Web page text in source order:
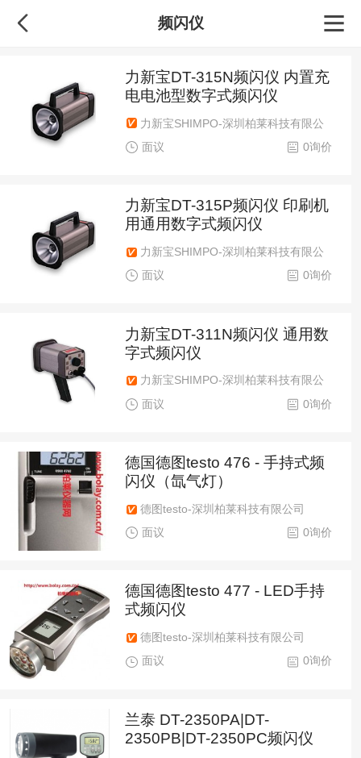
频闪仪
力新宝DT-315N频闪仪 内置充
电电池型数字式频闪仪
力新宝SHIMPO-深圳柏莱科技有限公
司
0询价
面议
力新宝DT-315P频闪仪 印刷机
用通用数字式频闪仪
力新宝SHIMPO-深圳柏莱科技有限公
司
0询价
面议
力新宝DT-311N频闪仪 通用数
字式频闪仪
力新宝SHIMPO-深圳柏莱科技有限公
司
0询价
面议
德国德图testo 476 - 手持式频
闪仪（氙气灯）
德图testo-深圳柏莱科技有限公司
0询价
面议
德国德图testo 477 - LED手持
式频闪仪
德图testo-深圳柏莱科技有限公司
0询价
面议
兰泰 DT-2350PA|DT-
2350PB|DT-2350PC频闪仪